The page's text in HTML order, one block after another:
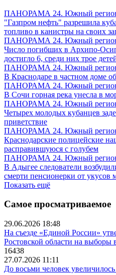
ПАНОРАМА 24. Южный
"Газпром нефть" разрешила
топливо в канистры на своих
ПАНОРАМА 24. Южный
Число погибших в Архипо-
достигло 6, среди них трое
ПАНОРАМА 24. Южный
В Краснодаре в частном доме
ПАНОРАМА 24. Южный
В Сочи горная река унесла в
ПАНОРАМА 24. Южный
Четырех молодых кубанцев
приветствие
ПАНОРАМА 24. Южный
Краснодарские полицейские
расправившуюся с голубем
ПАНОРАМА 24. Южный
В Адыгее следователи
смерти пенсионерки от укусов
Показать ещё
Самое просматриваемое
29.06.2026 18:48
На съезде «Единой России»
Ростовской области на выборы
16438
27.07.2026 11:11
До восьми человек